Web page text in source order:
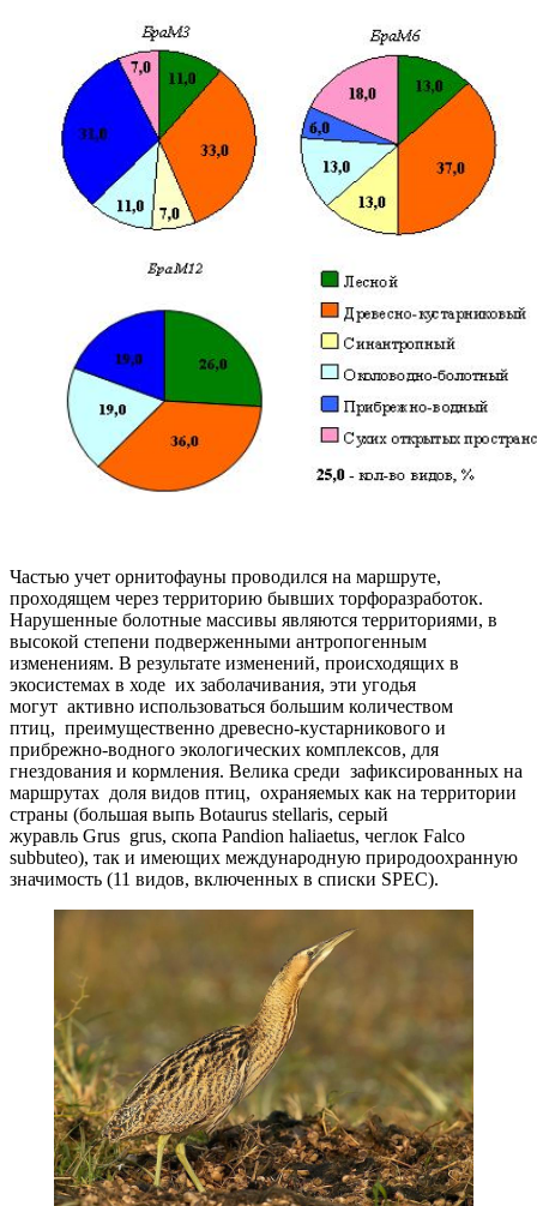
Частью учет орнитофауны проводился на маршруте,
проходящем через территорию бывших торфоразработок.
Нарушенные болотные массивы являются территориями, в
высокой степени подверженными антропогенным
изменениям. В результате изменений, происходящих в
экосистемах в ходе их заболачивания, эти угодья
могут активно использоваться большим количеством
птиц, преимущественно древесно-кустарникового и
прибрежно-водного экологических комплексов, для
гнездования и кормления. Велика среди зафиксированных на
маршрутах доля видов птиц, охраняемых как на территории
страны (большая выпь Botaurus stellaris, серый
журавль Grus grus, скопа Pandion haliaetus, чеглок Falco
subbuteo), так и имеющих международную природоохранную
значимость (11 видов, включенных в списки SPEC).